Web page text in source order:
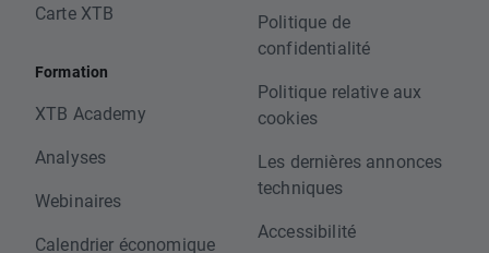
Carte XTB
Formation
XTB Academy
Analyses
Webinaires
Calendrier économique
Politique de
confidentialité
Politique relative aux
cookies
Les dernières annonces
techniques
Accessibilité